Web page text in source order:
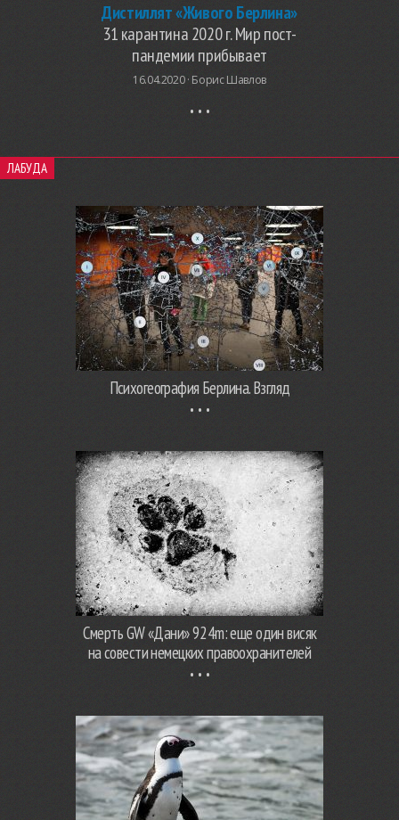
Дистиллят «Живого Берлина»
31 карантина 2020 г. Мир пост-
пандемии прибывает
16.04.2020 · Борис Шавлов
ЛАБУДА
Психогеография Берлина. Взгляд
Смерть GW «Дани» 924m: еще один висяк
на совести немецких правоохранителей